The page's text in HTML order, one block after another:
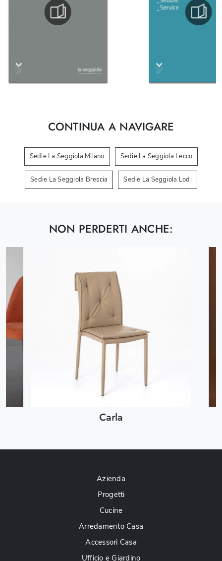
CONTINUA A NAVIGARE
Sedie La Seggiola Milano Sedie La Seggiola Lecco
Sedie La Seggiola Brescia Sedie La Seggiola Lodi
NON PERDERTI ANCHE:
Carla
Azienda
Progetti
Cucine
Arredamento Casa
Accessori Casa
Ufficio e Giardino